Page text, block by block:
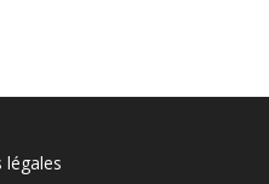
légales